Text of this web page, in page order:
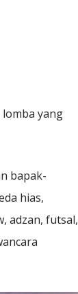
yang
bapak-
hias,
adzan, futsal,